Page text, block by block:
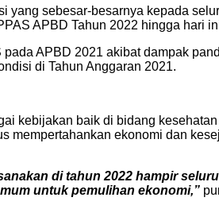
yang sebesar-besarnya kepada
APBD Tahun 2022 hingga hari
APBD 2021 akibat dampak
di Tahun Anggaran 2021.
kebijakan baik di bidang
ekonomi dan
di tahun 2022 hampir
untuk pemulihan ekonomi,”